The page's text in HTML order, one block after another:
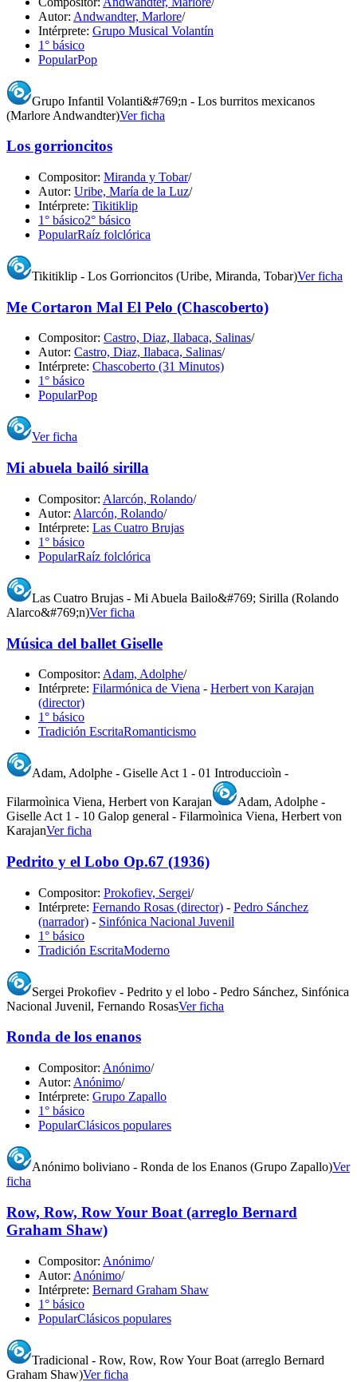
Autor: Andwandter, Marlore/
Intérprete: Grupo Musical Volantín
1° básico
PopularPop
Grupo Infantil Volanti&#769;n - Los burritos mexicanos
(Marlore Andwandter)Ver ficha
Los gorrioncitos
Compositor: Miranda y Tobar/
Autor: Uribe, María de la Luz/
Intérprete: Tikitiklip
1° básico2° básico
PopularRaíz folclórica
Tikitiklip - Los Gorrioncitos (Uribe, Miranda, Tobar)Ver ficha
Me Cortaron Mal El Pelo (Chascoberto)
Compositor: Castro, Diaz, Ilabaca, Salinas/
Autor: Castro, Diaz, Ilabaca, Salinas/
Intérprete: Chascoberto (31 Minutos)
1° básico
PopularPop
Ver ficha
Mi abuela bailó sirilla
Compositor: Alarcón, Rolando/
Autor: Alarcón, Rolando/
Intérprete: Las Cuatro Brujas
1° básico
PopularRaíz folclórica
Las Cuatro Brujas - Mi Abuela Bailo&#769; Sirilla (Rolando
Alarco&#769;n)Ver ficha
Música del ballet Giselle
Compositor: Adam, Adolphe/
Intérprete: Filarmónica de Viena - Herbert von Karajan
(director)
1° básico
Tradición EscritaRomanticismo
Adam, Adolphe - Giselle Act 1 - 01 Introduccioìn -
Filarmoìnica Viena, Herbert von Karajan
Adam, Adolphe -
Giselle Act 1 - 10 Galop general - Filarmoìnica Viena, Herbert von
KarajanVer ficha
Pedrito y el Lobo Op.67 (1936)
Compositor: Prokofiev, Sergei/
Intérprete: Fernando Rosas (director) - Pedro Sánchez
(narrador) - Sinfónica Nacional Juvenil
1° básico
Tradición EscritaModerno
Sergei Prokofiev - Pedrito y el lobo - Pedro Sánchez, Sinfónica
Nacional Juvenil, Fernando RosasVer ficha
Ronda de los enanos
Compositor: Anónimo/
Autor: Anónimo/
Intérprete: Grupo Zapallo
1° básico
PopularClásicos populares
Anónimo boliviano - Ronda de los Enanos (Grupo Zapallo)Ver
ficha
Row, Row, Row Your Boat (arreglo Bernard
Graham Shaw)
Compositor: Anónimo/
Autor: Anónimo/
Intérprete: Bernard Graham Shaw
1° básico
PopularClásicos populares
Tradicional - Row, Row, Row Your Boat (arreglo Bernard
Graham Shaw)Ver ficha